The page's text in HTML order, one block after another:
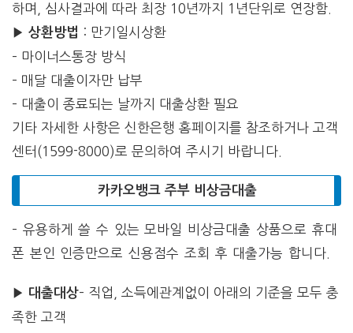
하며, 심사결과에 따라 최장 10년까지 1년단위로 연장함.
▶ 상환방법 : 만기일시상환
– 마이너스통장 방식
– 매달 대출이자만 납부
– 대출이 종료되는 날까지 대출상환 필요
기타 자세한 사항은 신한은행 홈페이지를 참조하거나 고객
센터(1599-8000)로 문의하여 주시기 바랍니다.
카카오뱅크 주부 비상금대출
– 유용하게 쓸 수 있는 모바일 비상금대출 상품으로 휴대
폰 본인 인증만으로 신용점수 조회 후 대출가능 합니다.
▶ 대출대상– 직업, 소득에관계없이 아래의 기준을 모두 충
족한 고객